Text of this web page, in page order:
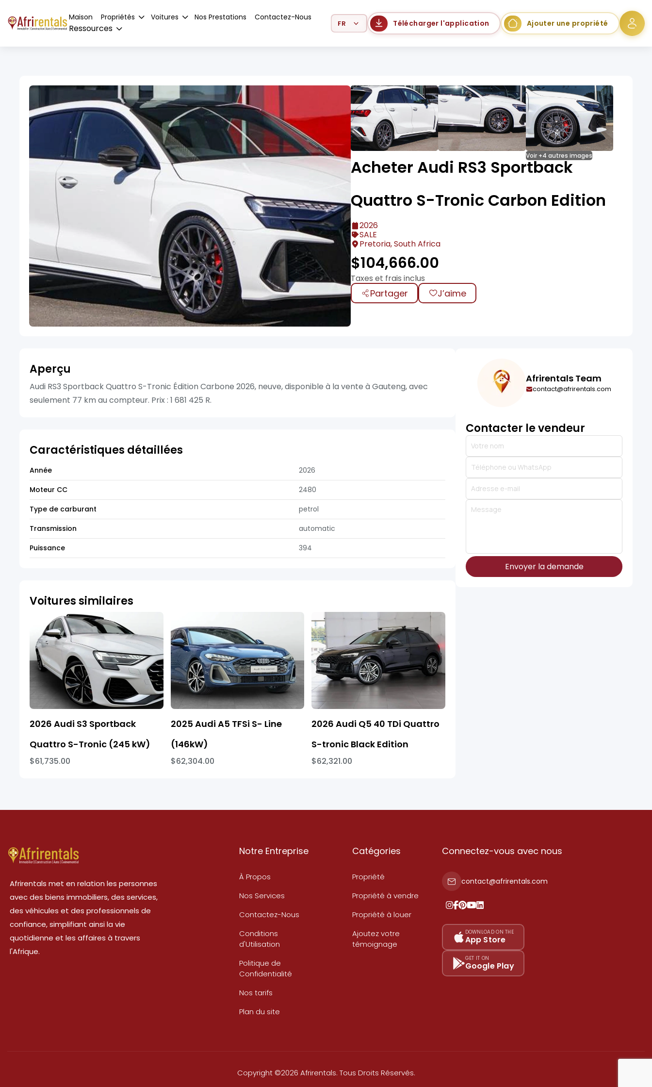
Maison Propriétés Voitures Nos Prestations Contactez-Nous
Ressources
Select Language Télécharger l'application Ajouter une propriété
Voir +4 autres images
Acheter Audi RS3 Sportback
Quattro S-Tronic Carbon Edition
2026
SALE
Pretoria, South Africa
$104,666.00
Taxes et frais inclus
Partager J’aime
Aperçu
Audi RS3 Sportback Quattro S-Tronic Édition Carbone 2026, neuve, disponible à la vente à Gauteng, avec
seulement 77 km au compteur. Prix : 1 681 425 R.
Caractéristiques détaillées
Année
2026
Moteur CC
2480
Type de carburant
petrol
Transmission
automatic
Puissance
394
Voitures similaires
2026 Audi S3 Sportback
Quattro S-Tronic (245 kW)
$61,735.00
2025 Audi A5 TFSi S- Line
(146kW)
$62,304.00
2026 Audi Q5 40 TDi Quattro
S-tronic Black Edition
$62,321.00
Afrirentals Team
contact@afrirentals.com
Contacter le vendeur
Envoyer la demande
Afrirentals met en relation les personnes
avec des biens immobiliers, des services,
des véhicules et des professionnels de
confiance, simplifiant ainsi la vie
quotidienne et les affaires à travers
l'Afrique.
Notre Entreprise
À Propos
Nos Services
Contactez-Nous
Conditions
d'Utilisation
Politique de
Confidentialité
Nos tarifs
Plan du site
Catégories
Propriété
Propriété à vendre
Propriété à louer
Ajoutez votre
témoignage
Connectez-vous avec nous
contact@afrirentals.com
DOWNLOAD ON THE
App Store
GET IT ON
Google Play
Copyright ©2026 Afrirentals. Tous Droits Réservés.